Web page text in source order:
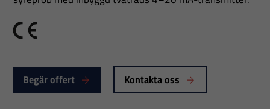
CE
Begär offert Kontakta oss